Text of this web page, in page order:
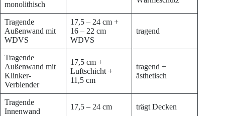
monolithisch
Tragende
Außenwand mit
WDVS
17,5 – 24 cm +
16 – 22 cm
WDVS
tragend
Tragende
Außenwand mit
Klinker-
Verblender
17,5 cm +
Luftschicht +
11,5 cm
tragend +
ästhetisch
Tragende
Innenwand
17,5 – 24 cm trägt Decken